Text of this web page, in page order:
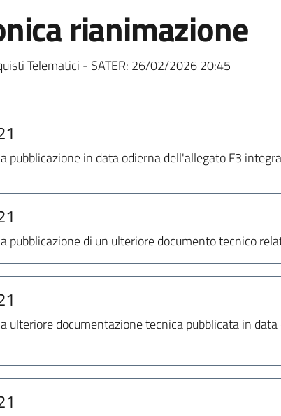
rianimazione
Telematici - SATER: 26/02/2026 20:45
pubblicazione in data odierna dell'allegato F3
pubblicazione di un ulteriore documento tecnico
ulteriore documentazione tecnica pubblicata in